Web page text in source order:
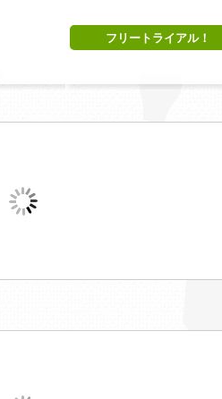
フリートライアル！